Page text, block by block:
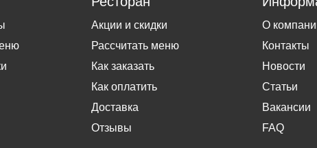
Акции и скидки
Рассчитать меню
Как заказать
Как оплатить
Доставка
Отзывы
О
Контакты
Новости
Статьи
Вакансии
FAQ